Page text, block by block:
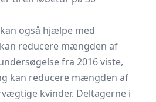
også hjælpe med
reducere mængden af
fra 2016 viste,
kan reducere mængden af
kvinder. Deltagerne i